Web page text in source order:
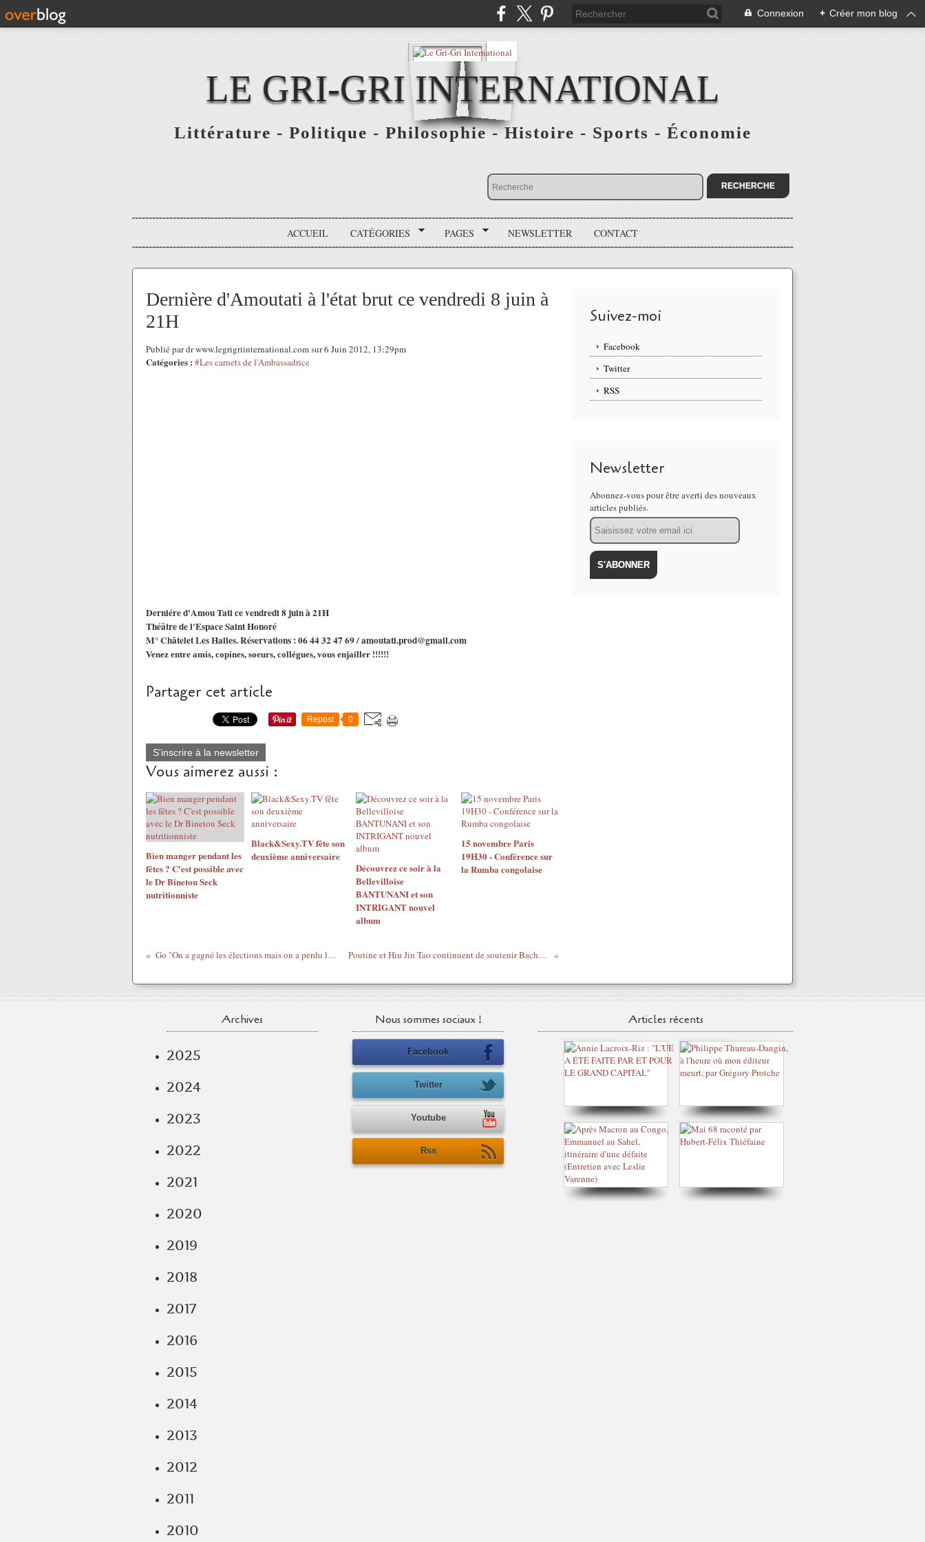
Connexion + Créer mon blog
LE GRI-GRI INTERNATIONAL
Littérature - Politique - Philosophie - Histoire - Sports - Économie
ACCUEIL CATÉGORIES PAGES NEWSLETTER CONTACT
Dernière d'Amoutati à l'état brut ce vendredi 8 juin à
21H
Publié par dr www.legrigriinternational.com sur 6 Juin 2012, 13:29pm
Catégories : #Les carnets de l'Ambassadrice
Derniére d'Amou Tati ce vendredi 8 juin à 21H
Théâtre de l'Espace Saint Honoré
M° Châtelet Les Halles. Réservations : 06 44 32 47 69 / amoutati.prod@gmail.com
Venez entre amis, copines, soeurs, collégues, vous enjailler !!!!!!
Partager cet article
Repost 0
S'inscrire à la newsletter
Vous aimerez aussi :
Bien manger pendant les
fêtes ? C'est possible avec
le Dr Binetou Seck
nutritionniste
Black&Sexy.TV fête son
deuxième anniversaire
Découvrez ce soir à la
Bellevilloise
BANTUNANI et son
INTRIGANT nouvel
album
15 novembre Paris
19H30 - Conférence sur
la Rumba congolaise
Go "On a gagné les élections mais on a perdu la guerre" du moment - Pélagie (Bruxelles) Poutine et Hiu Jin Tao continuent de soutenir Bachar contre ses rebelles sponsorisés par le Qatar
Suivez-moi
Facebook
Twitter
RSS
Newsletter
Abonnez-vous pour être averti des nouveaux
articles publiés.
Email
Archives
2025
2024
2023
2022
2021
2020
2019
2018
2017
2016
2015
2014
2013
2012
2011
2010
Nous sommes sociaux !
Facebook
Twitter
Youtube
Rss
Articles récents